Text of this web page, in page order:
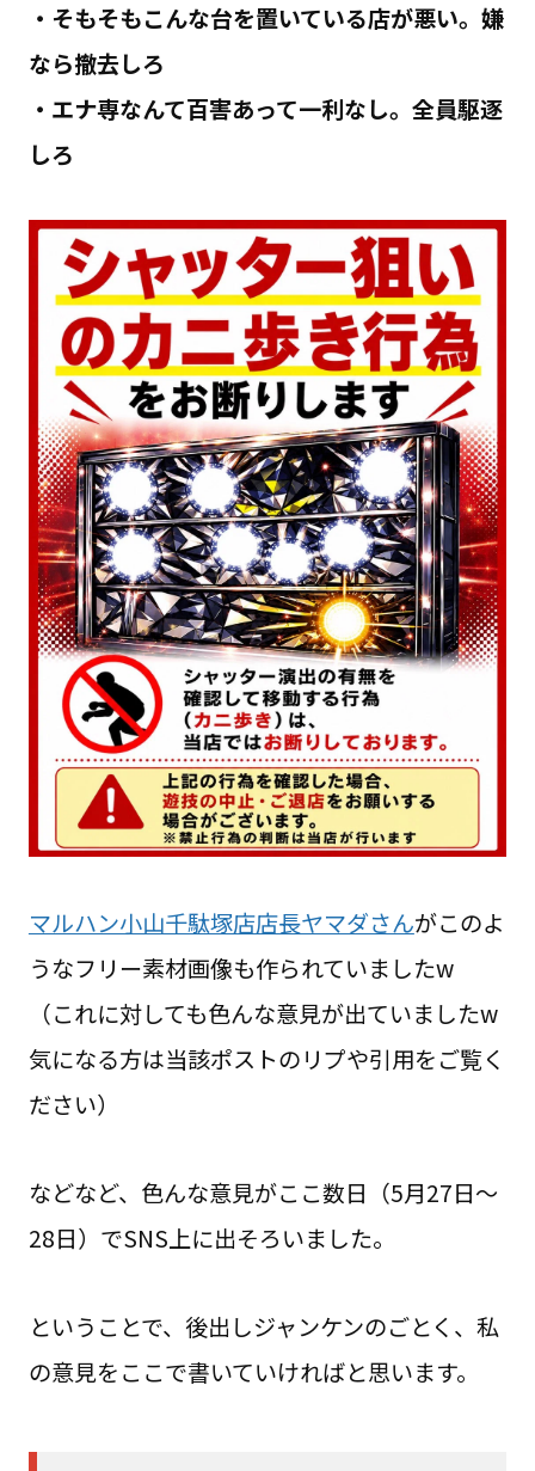
・そもそもこんな台を置いている店が悪い。嫌
なら撤去しろ
・エナ専なんて百害あって一利なし。全員駆逐
しろ
マルハン小山千駄塚店店長ヤマダさんがこのよ
うなフリー素材画像も作られていましたw
（これに対しても色んな意見が出ていましたw
気になる方は当該ポストのリプや引用をご覧く
ださい）
などなど、色んな意見がここ数日（5月27日〜
28日）でSNS上に出そろいました。
ということで、後出しジャンケンのごとく、私
の意見をここで書いていければと思います。